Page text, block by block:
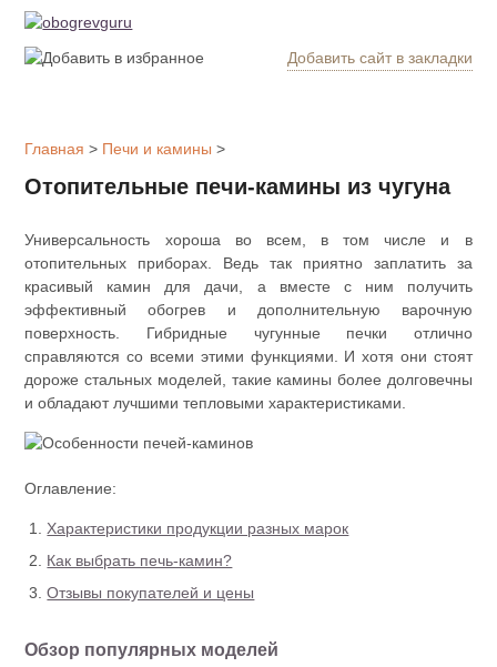
Добавить сайт в закладки
Котлы
отопления
Радиаторы
Утепление
дома
Печи и
камины
Главная > Печи и камины >
Отопительные печи-камины из чугуна
Универсальность хороша во всем, в том числе и в
отопительных приборах. Ведь так приятно заплатить за
красивый камин для дачи, а вместе с ним получить
эффективный обогрев и дополнительную варочную
поверхность. Гибридные чугунные печки отлично
справляются со всеми этими функциями. И хотя они стоят
дороже стальных моделей, такие камины более долговечны
и обладают лучшими тепловыми характеристиками.
Оглавление:
Характеристики продукции разных марок
Как выбрать печь-камин?
Отзывы покупателей и цены
Обзор популярных моделей